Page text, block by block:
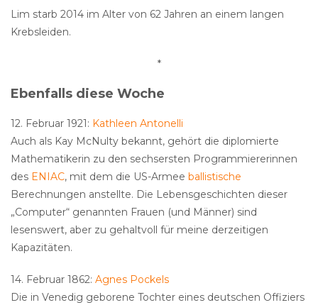
Lim starb 2014 im Alter von 62 Jahren an einem langen
Krebsleiden.
*
Ebenfalls diese Woche
12. Februar 1921: Kathleen Antonelli
Auch als Kay McNulty bekannt, gehört die diplomierte
Mathematikerin zu den sechsersten Programmiererinnen
des ENIAC, mit dem die US-Armee ballistische
Berechnungen anstellte. Die Lebensgeschichten dieser
„Computer“ genannten Frauen (und Männer) sind
lesenswert, aber zu gehaltvoll für meine derzeitigen
Kapazitäten.
14. Februar 1862: Agnes Pockels
Die in Venedig geborene Tochter eines deutschen Offiziers